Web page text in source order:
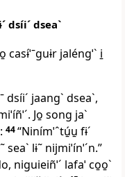
dsíiˊ dseaˋ
casɨ́ˈˉguɨr jaléngˈˋ i̱
dsíiˊ jaangˋ dseaˋ,
Jo̱ song jaˋ
44“Ninímˈˆtú̱u̱ fɨˊ
lɨ˜ nijmiˈínˈˊn.”
niguieiñˈˊ lafaˈ co̱o̱ˋ